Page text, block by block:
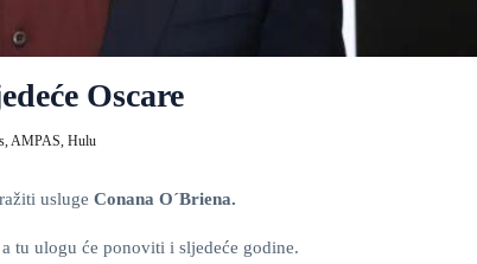
Oscare
AMPAS, Hulu
usluge Conana O´Briena.
tu ulogu će ponoviti i sljedeće godine.